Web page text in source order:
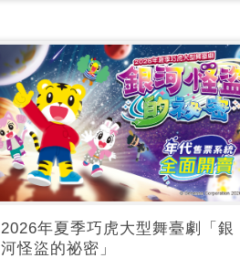
2026年夏季巧虎大型舞臺劇「銀
河怪盜的祕密」